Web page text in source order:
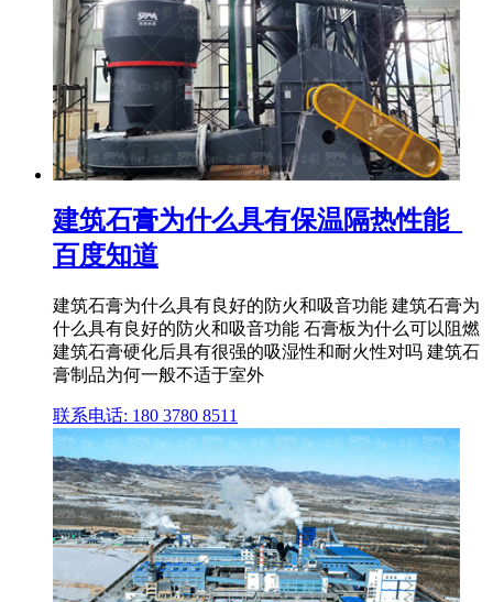
建筑石膏为什么具有保温隔热性能_
百度知道
建筑石膏为什么具有良好的防火和吸音功能 建筑石膏为
什么具有良好的防火和吸音功能 石膏板为什么可以阻燃
建筑石膏硬化后具有很强的吸湿性和耐火性对吗 建筑石
膏制品为何一般不适于室外
联系电话: 180 3780 8511